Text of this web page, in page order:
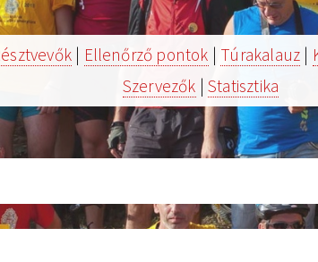
| Ellenőrző pontok | Túrakalauz |
Szervezők |Statisztika